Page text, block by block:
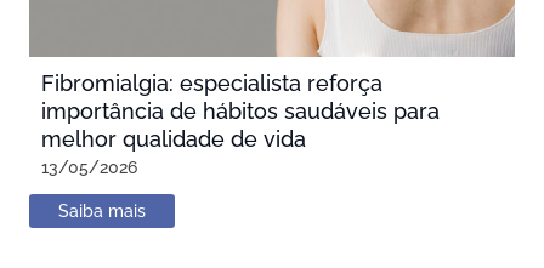
Fibromialgia: especialista reforça
importância de hábitos saudáveis para
melhor qualidade de vida
13/05/2026
Saiba mais